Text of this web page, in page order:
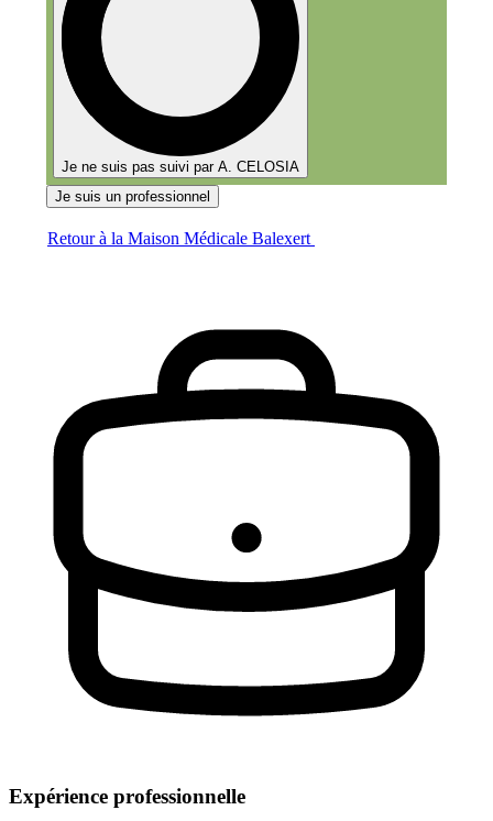
Je ne suis pas suivi par A. CELOSIA
Je suis un professionnel
Retour à la Maison Médicale Balexert
Expérience professionnelle